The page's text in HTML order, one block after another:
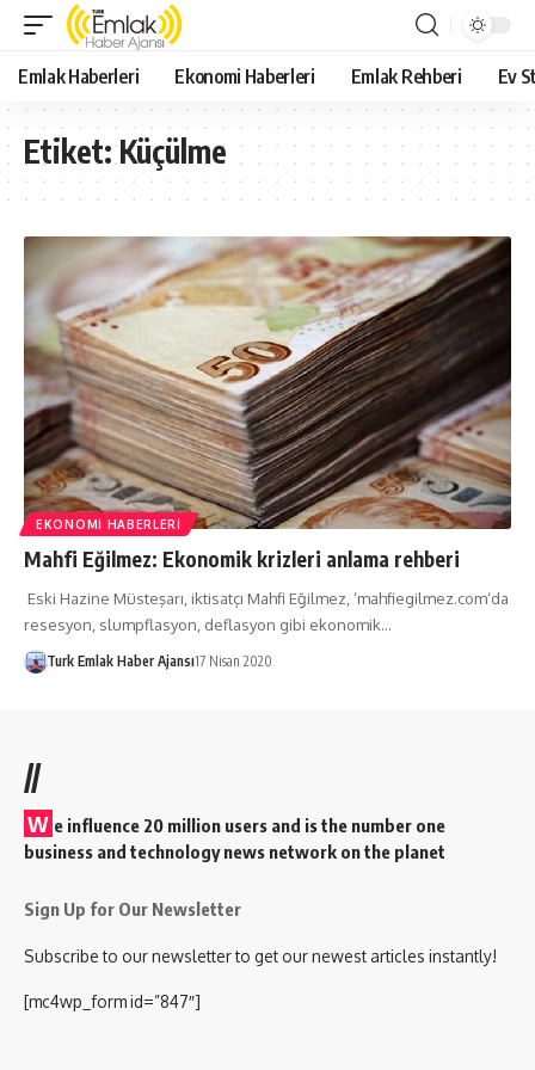
Emlak Haberleri Ekonomi Haberleri Emlak Rehberi Ev
Etiket:Küçülme
EKONOMI HABERLERI
Mahfi Eğilmez: Ekonomik krizleri anlama rehberi
Eski Hazine Müsteşarı, iktisatçı Mahfi Eğilmez, ‘mahfiegilmez.com‘da
resesyon, slumpflasyon, deflasyon gibi ekonomik…
Turk Emlak Haber Ajansı17 Nisan 2020
//
W e influence 20 million users and is the number one
business and technology news network on the planet
Sign Up for Our Newsletter
Subscribe to our newsletter to get our newest articles instantly!
[mc4wp_form id=”847″]